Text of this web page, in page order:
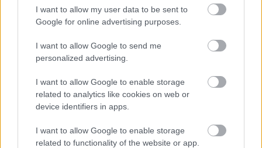
I want to allow my user data to be sent to
Google for online advertising purposes.
I want to allow Google to send me
personalized advertising.
I want to allow Google to enable storage
related to analytics like cookies on web or
device identifiers in apps.
I want to allow Google to enable storage
related to functionality of the website or app.
Kapcsolódó hírek
RAPHAËL VARANE